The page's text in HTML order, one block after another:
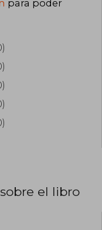
para poder
el libro